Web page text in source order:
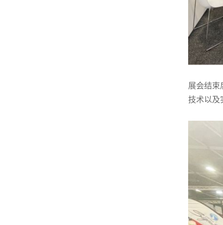
展会结束
技术以及